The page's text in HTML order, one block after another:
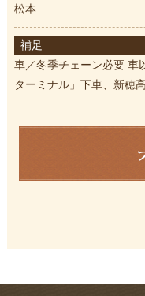
松本
補足
車／冬季チェーン必要 車
ターミナル」下車、新穂